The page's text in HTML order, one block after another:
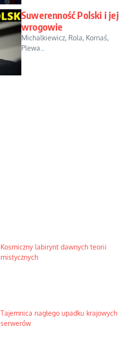
Suwerenność Polski i jej
wrogowie
Michalkiewicz, Rola, Kornaś,
Plewa...
Kosmiczny labirynt dawnych teorii
mistycznych
Tajemnica nagłego upadku krajowych
serwerów